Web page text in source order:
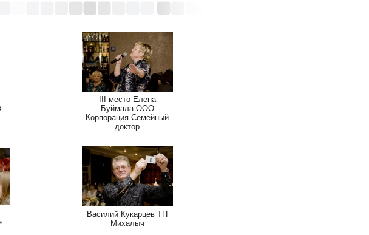
III место Елена
Буймала ООО
Корпорация Семейный
доктор
Василий Кукарцев ТП
Михалыч